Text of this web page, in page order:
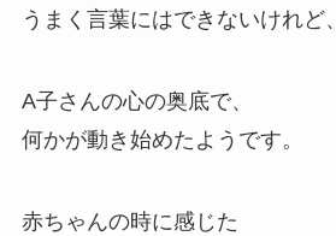
うまく言葉にはできないけれど、
A子さんの心の奥底で、
何かが動き始めたようです。
赤ちゃんの時に感じた